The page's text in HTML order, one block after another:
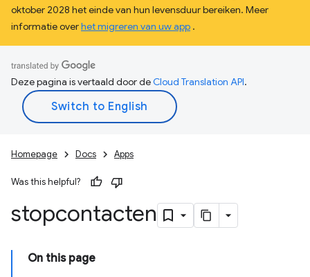
oktober 2028 het einde van hun levensduur bereiken. Meer
informatie overhet migreren van uw app .
Deze pagina is vertaald door deCloud Translation API.
Homepage Docs Apps
Was this helpful?
stopcontacten
On this page